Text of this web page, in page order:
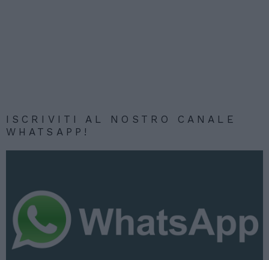
ISCRIVITI AL NOSTRO CANALE
WHATSAPP!